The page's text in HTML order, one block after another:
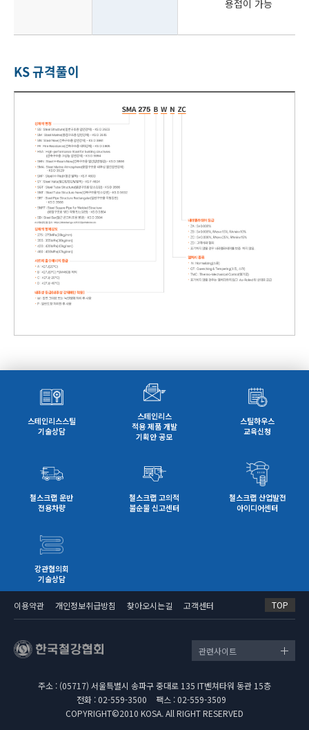
용접이 가능
KS 규격풀이
스테인리스스틸
기술상담
스테인리스
적용 제품 개발
기획안 공모
스틸하우스
교육신청
철스크랩 운반
전용차량
철스크랩 고의적
불순물 신고센터
철스크랩 산업발전
아이디어센터
강관협의회
기술상담
이용약관 개인정보취급방침 찾아오시는길 고객센터
주소 : (05717) 서울특별시 송파구 중대로 135 IT벤쳐타워 동관 15층
전화 : 02-559-3500
팩스 : 02-559-3509
COPYRIGHT©2010 KOSA. All RIGHT RESERVED
관련사이트
TOP